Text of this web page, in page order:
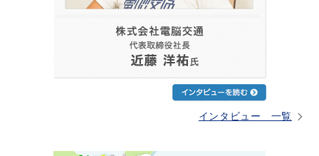
インタビュー 一覧